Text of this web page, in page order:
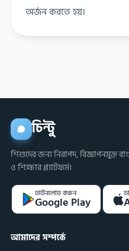
অর্জন করতে হয়।
চিন্টু
শিশুদের জন্য নিরাপদ, বিজ্ঞাপনমুক্ত
ও শিক্ষার প্ল্যাটফর্ম।
ডাউনলোড করুন
Google Play
আমাদের সম্পর্কে